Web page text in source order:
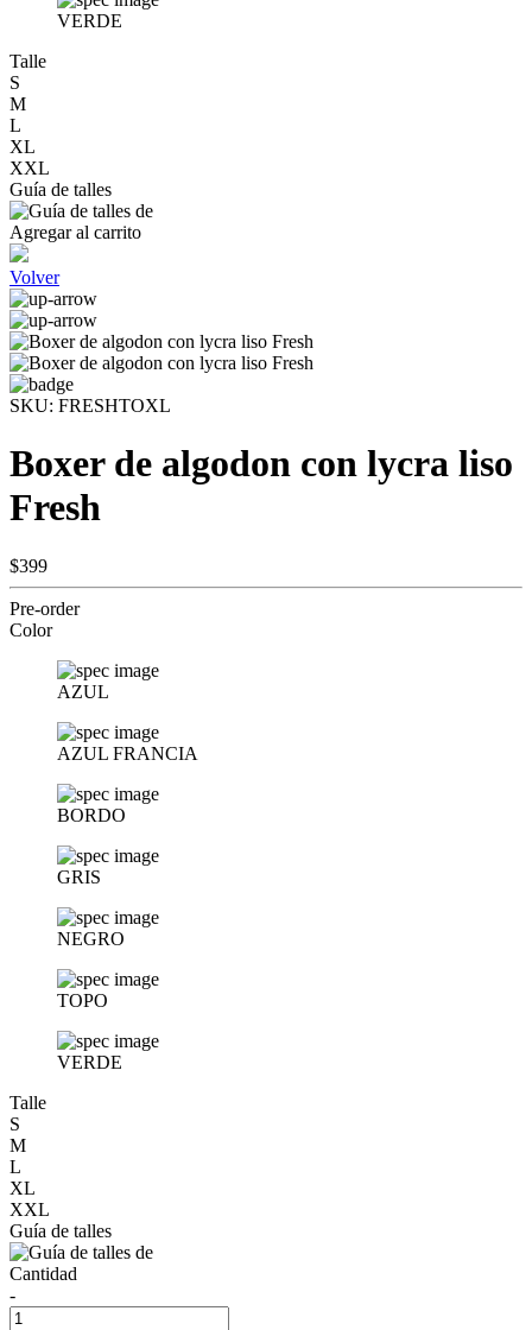
VERDE
Talle
S
M
L
XL
XXL
Guía de talles
Agregar al carrito
Volver
SKU: FRESHTOXL
Boxer de algodon con lycra liso
Fresh
$399
Pre-order
Color
AZUL
AZUL FRANCIA
BORDO
GRIS
NEGRO
TOPO
VERDE
Talle
S
M
L
XL
XXL
Guía de talles
Cantidad
-